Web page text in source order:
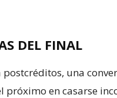
DEL FINAL
postcréditos, una
próximo en casarse